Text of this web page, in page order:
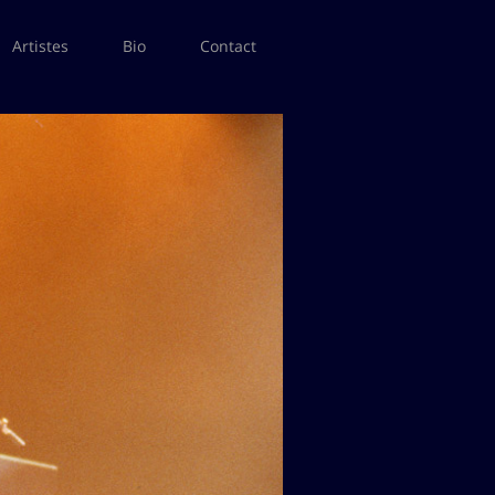
Artistes Bio Contact